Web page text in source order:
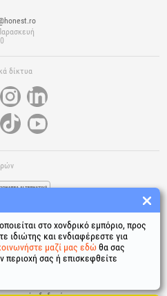
δίκτυα
στο χονδρικό εμπόριο, προς
ιδιώτης και ενδιαφέρεστε για
μαζί μας εδώ θα σας
περιοχή σας ή επισκεφθείτε